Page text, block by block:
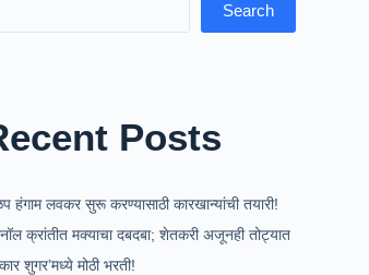
Search
Posts
हंगाम लवकर सुरू करण्यासाठी कारखान्यांची तयारी!
क्रांतीत मक्याचा दबदबा; शेतकरी अजूनही तोट्यात
शुगर’मध्ये मोठी भरती!